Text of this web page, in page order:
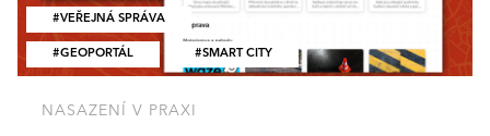
GEOPORTÁL SMART CITY
VEŘEJNÁ SPRÁVA
NASAZENÍ V PRAXI